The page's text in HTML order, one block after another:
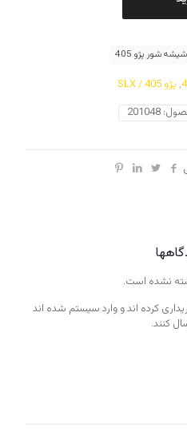
201048
, پژو 405 / SLX
شور پژو 405
نشده است.
کرده اند و وارد سیستم شده اند
کنند.